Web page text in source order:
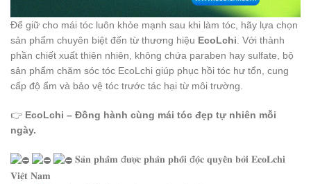
Để giữ cho mái tóc luôn khỏe mạnh sau khi làm tóc, hãy lựa chọn
sản phẩm chuyên biệt đến từ thương hiệu EcoLchi. Với thành
phần chiết xuất thiên nhiên, không chứa paraben hay sulfate, bộ
sản phẩm chăm sóc tóc EcoLchi giúp phục hồi tóc hư tổn, cung
cấp độ ẩm và bảo vệ tóc trước tác hại từ môi trường.
👉 EcoLchi – Đồng hành cùng mái tóc đẹp tự nhiên mỗi
ngày.
𝐒𝐚̉𝐧 𝐩𝐡𝐚̂̉𝐦 đ𝐮̛𝐨̛̣𝐜 𝐩𝐡𝐚̂𝐧 𝐩𝐡𝐨̂́𝐢 đ𝐨̣̂𝐜 𝐪𝐮𝐲𝐞̂̀𝐧 𝐛𝐨̛̉𝐢 𝐄𝐜𝐨𝐋𝐜𝐡𝐢
𝐕𝐢𝐞̣̂𝐭 𝐍𝐚𝐦